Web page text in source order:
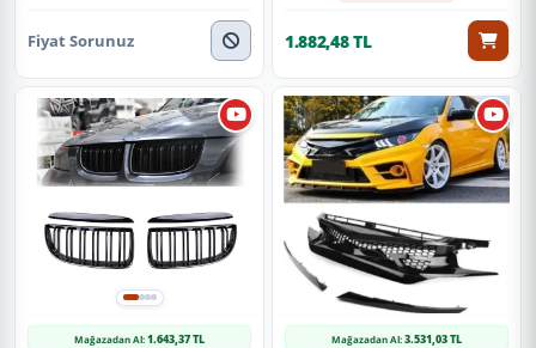
Fiyat Sorunuz 1.882,48 TL
Mağazadan Al:1.643,37 TL Mağazadan Al:3.531,03 TL